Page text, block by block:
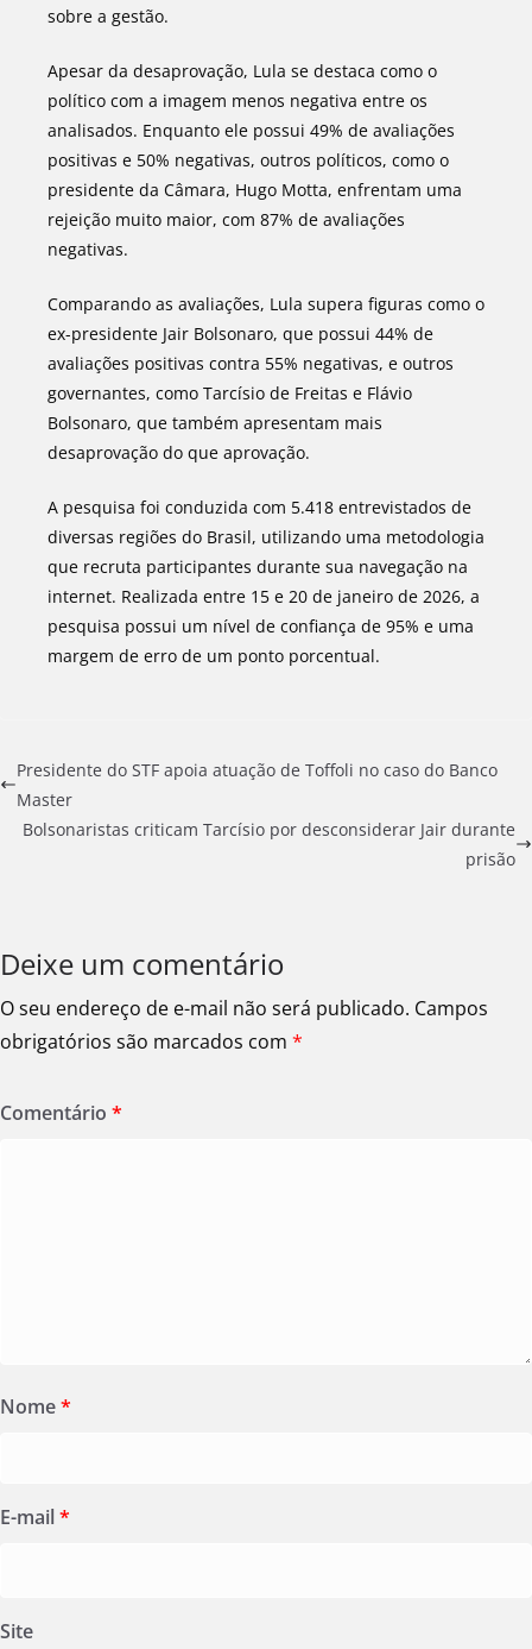
sobre a gestão.
Apesar da desaprovação, Lula se destaca como o
político com a imagem menos negativa entre os
analisados. Enquanto ele possui 49% de avaliações
positivas e 50% negativas, outros políticos, como o
presidente da Câmara, Hugo Motta, enfrentam uma
rejeição muito maior, com 87% de avaliações
negativas.
Comparando as avaliações, Lula supera figuras como o
ex-presidente Jair Bolsonaro, que possui 44% de
avaliações positivas contra 55% negativas, e outros
governantes, como Tarcísio de Freitas e Flávio
Bolsonaro, que também apresentam mais
desaprovação do que aprovação.
A pesquisa foi conduzida com 5.418 entrevistados de
diversas regiões do Brasil, utilizando uma metodologia
que recruta participantes durante sua navegação na
internet. Realizada entre 15 e 20 de janeiro de 2026, a
pesquisa possui um nível de confiança de 95% e uma
margem de erro de um ponto porcentual.
Presidente do STF apoia atuação de Toffoli no caso do Banco
Master
Bolsonaristas criticam Tarcísio por desconsiderar Jair durante
prisão
Deixe um comentário
O seu endereço de e-mail não será publicado. Campos
obrigatórios são marcados com *
Comentário *
Nome*
E-mail*
Site